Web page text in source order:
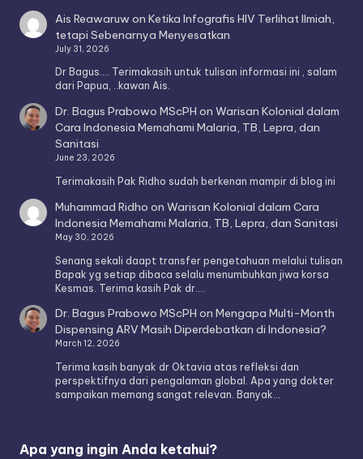
Ais ReawaruwonKetika Infografis HIV Terlihat Ilmiah,
tetapi Sebenarnya Menyesatkan
July 31, 2026
Dr Bagus.... Terimakasih untuk tulisan informasi ini , salam
dari Papua, ..kawan Ais.
Dr. Bagus Prabowo MScPH onWarisan Kolonial dalam
Cara Indonesia Memahami Malaria, TB, Lepra, dan
Sanitasi
June 23, 2026
Terimakasih Pak Ridho sudah berkenan mampir di blog ini
Muhammad Ridho onWarisan Kolonial dalam Cara
Indonesia Memahami Malaria, TB, Lepra, dan Sanitasi
May 30, 2026
Senang sekali daapt transfer pengetahuan melalui tulisan
Bapak yg setiap dibaca selalu menumbuhkan jiwa korsa
Kesmas. Terima kasih Pak dr.…
Dr. Bagus Prabowo MScPH onMengapa Multi-Month
Dispensing ARV Masih Diperdebatkan di Indonesia?
March 12, 2026
Terima kasih banyak dr Oktavia atas refleksi dan
perspektifnya dari pengalaman global. Apa yang dokter
sampaikan memang sangat relevan. Banyak…
Apa yang ingin Anda ketahui?